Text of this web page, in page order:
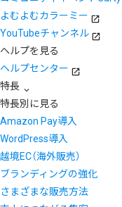
よむよむカラーミー
YouTubeチャンネル
ヘルプを見る
ヘルプセンター
特長
特長別に見る
Amazon Pay導入
WordPress導入
越境EC（海外販売）
ブランディングの強化
さまざまな販売方法